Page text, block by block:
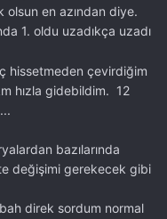
olsun en azından diye.
1. oldu uzadıkça uzadı
hissetmeden çevirdiğim
hızla gidebildim. 12
bazılarında
değişimi gerekecek gibi
direk sordum normal